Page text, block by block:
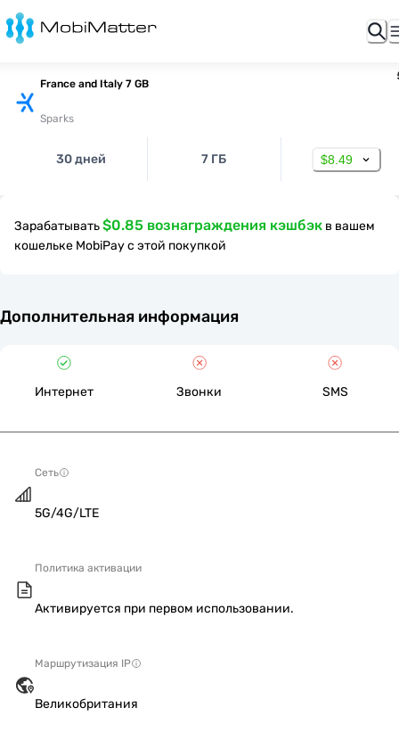
France and Italy 7 GB
Sparks
30 дней 7 ГБ $8.49
Зарабатывать$0.85 вознаграждения кэшбэк в вашем
кошельке MobiPay с этой покупкой
Дополнительная информация
Интернет Звонки SMS
Сеть
5G/4G/LTE
Политика активации
Активируется при первом использовании.
Маршрутизация IP
Великобритания